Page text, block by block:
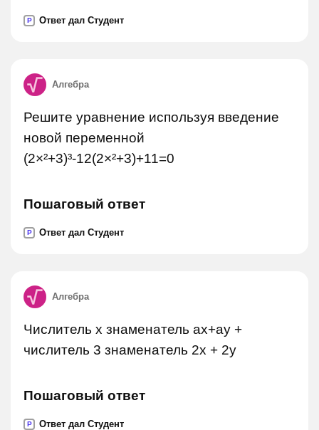
P Ответ дал Студент
Алгебра
Решите уравнение используя введение
новой переменной
(2×²+3)³-12(2×²+3)+11=0
Пошаговый ответ
P Ответ дал Студент
Алгебра
Числитель х знаменатель ах+ау +
числитель 3 знаменатель 2х + 2у
Пошаговый ответ
P Ответ дал Студент